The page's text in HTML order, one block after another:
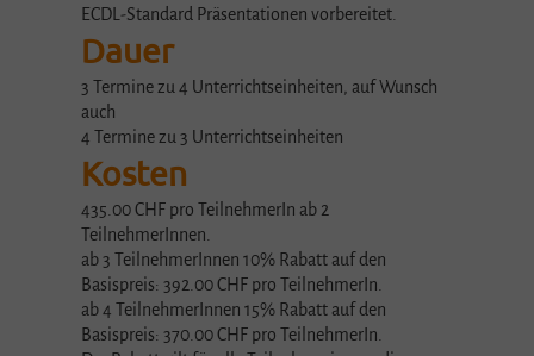
ECDL-Standard Präsentationen vorbereitet.
Dauer
3 Termine zu 4 Unterrichtseinheiten, auf Wunsch
auch
4 Termine zu 3 Unterrichtseinheiten
Kosten
435.00 CHF pro TeilnehmerIn ab 2
TeilnehmerInnen.
ab 3 TeilnehmerInnen 10% Rabatt auf den
Basispreis: 392.00 CHF pro TeilnehmerIn.
ab 4 TeilnehmerInnen 15% Rabatt auf den
Basispreis: 370.00 CHF pro TeilnehmerIn.